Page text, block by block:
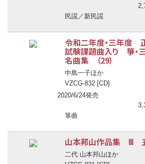
民謡／新民謡
令和二年度・三年度
試験課題曲入り 箏
名曲集 （29）
中島一子ほか
VZCG-832 [CD]
2020/6/24発売
箏曲
山本邦山作品集 Ⅲ
二代 山本邦山ほか